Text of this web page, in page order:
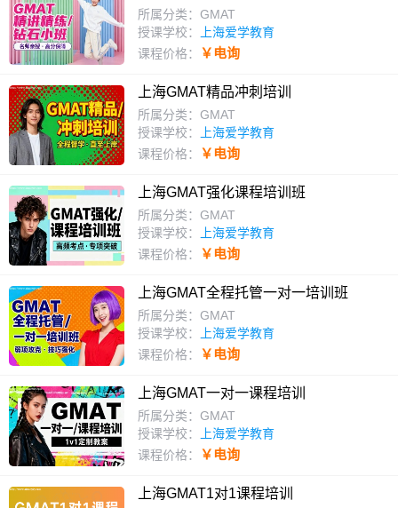
所属分类：GMAT
授课学校：
上海爱学教育
课程价格：
￥电询
上海GMAT精品冲刺培训
所属分类：GMAT
授课学校：
上海爱学教育
课程价格：
￥电询
上海GMAT强化课程培训班
所属分类：GMAT
授课学校：
上海爱学教育
课程价格：
￥电询
上海GMAT全程托管一对一培训班
所属分类：GMAT
授课学校：
上海爱学教育
课程价格：
￥电询
上海GMAT一对一课程培训
所属分类：GMAT
授课学校：
上海爱学教育
课程价格：
￥电询
上海GMAT1对1课程培训